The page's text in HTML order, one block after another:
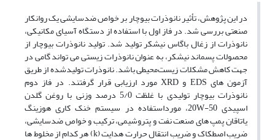
در این پژوهش، تأثیر نانوذرات بیوچار بر خواص ضدسایشی یک روان­کار
صنعتی بررسی شد. در فاز اول با استفاده از دستگاه آسیای مکانیکی،
نانوذرات از زغال باگاس نیشکر تولید شد. تولید نانوذرات بیوچار از
محصولات پسماند نیشکر، به­ عنوان نانوذرات زیستی می­ تواند گامی در
جهت کاهش مشکلات زیست‌محیطی باشد. نانوذرات تولیدشده از طریق
آزمون ­های EDS و XRD مورد ارزیابی قرار گرفتند. در فاز دوم
نانوذرات بیوچار تولیدی با غلظت 5/0 درصد وزنی با روغن گلدن
اسپیدی 20W-50، مورداستفاده در سیستم خنک­ کاری هوزینگ
یاتاقان پمپ ­های صنعت نفت و پتروشیمی، ترکیب و خواص ضدسایشی،
ضریب اصطکاک و ضریب انتقال حرارت هدایت (k) هر کدام از مخلوط ­ها